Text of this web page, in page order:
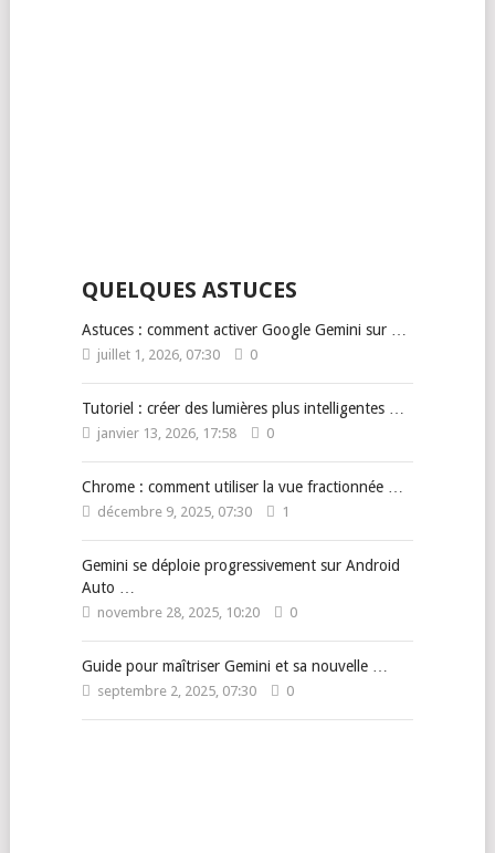
QUELQUES ASTUCES
Astuces : comment activer Google Gemini sur …
juillet 1, 2026, 07:30 0
Tutoriel : créer des lumières plus intelligentes …
janvier 13, 2026, 17:58 0
Chrome : comment utiliser la vue fractionnée …
décembre 9, 2025, 07:30 1
Gemini se déploie progressivement sur Android
Auto …
novembre 28, 2025, 10:20 0
Guide pour maîtriser Gemini et sa nouvelle …
septembre 2, 2025, 07:30 0